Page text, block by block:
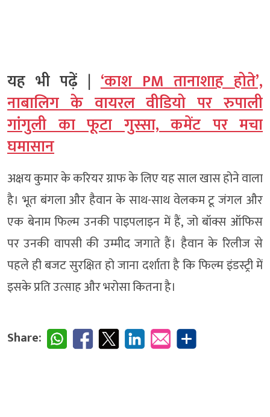
यह भी पढ़ें |‘काश PM तानाशाह होते’,
नाबालिग के वायरल वीडियो पर रुपाली
गांगुली का फूटा गुस्सा, कमेंट पर मचा
घमासान
अक्षय कुमार के करियर ग्राफ के लिए यह साल खास होने वाला
है। भूत बंगला और हैवान के साथ-साथ वेलकम टू जंगल और
एक बेनाम फिल्म उनकी पाइपलाइन में हैं, जो बॉक्स ऑफिस
पर उनकी वापसी की उम्मीद जगाते हैं। हैवान के रिलीज से
पहले ही बजट सुरक्षित हो जाना दर्शाता है कि फिल्म इंडस्ट्री में
इसके प्रति उत्साह और भरोसा कितना है।
Share: